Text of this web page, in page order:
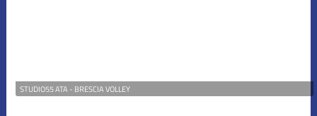
STUDIO55 ATA - BRESCIA VOLLEY